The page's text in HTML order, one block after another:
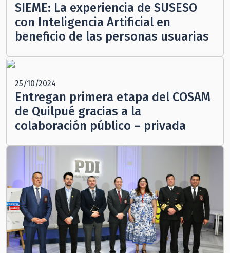
SIEME: La experiencia de SUSESO
con Inteligencia Artificial en
beneficio de las personas usuarias
25/10/2024
Entregan primera etapa del COSAM
de Quilpué gracias a la
colaboración público – privada